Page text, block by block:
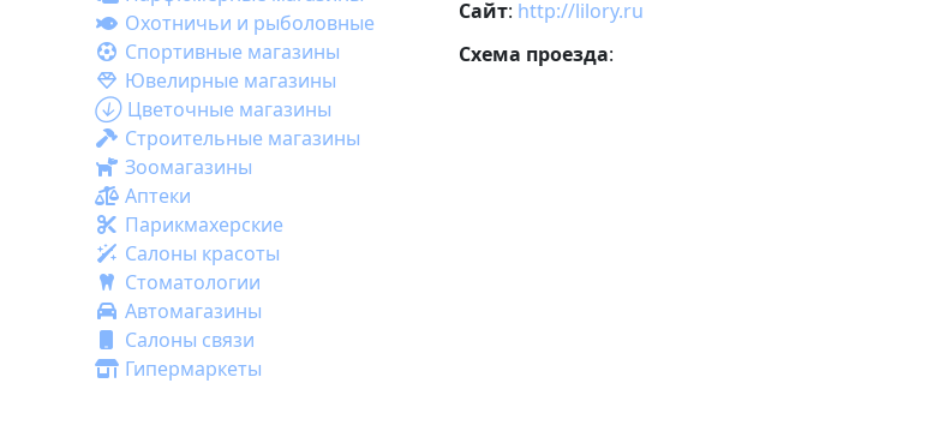
Охотничьи и рыболовные
Спортивные магазины
Ювелирные магазины
Цветочные магазины
Строительные магазины
Зоомагазины
Аптеки
Парикмахерские
Салоны красоты
Стоматологии
Автомагазины
Салоны связи
Гипермаркеты
Сайт: http://lilory.ru
Схема проезда: